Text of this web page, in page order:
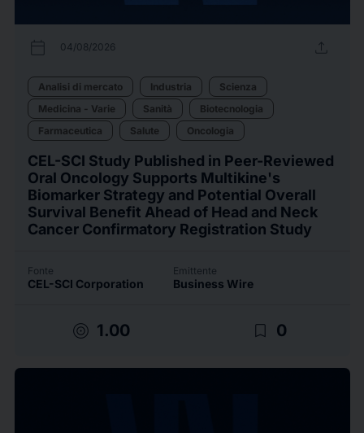
calendar_today 04/08/2026 upload
Analisi di mercato Industria
Scienza
Medicina - Varie
Sanità
Biotecnologia
Farmaceutica
Salute Oncologia
CEL-SCI Study Published in Peer-Reviewed
Oral Oncology Supports Multikine's
Biomarker Strategy and Potential Overall
Survival Benefit Ahead of Head and Neck
Cancer Confirmatory Registration Study
Fonte
CEL-SCI Corporation
Emittente
Business Wire
target 1.00 bookmark_border 0